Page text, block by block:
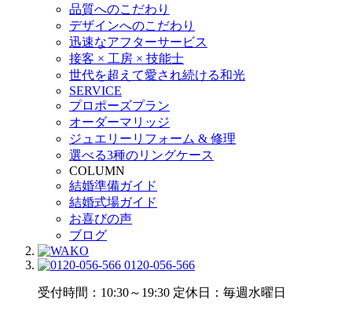
品質へのこだわり
デザインへのこだわり
迅速なアフターサービス
接客 × 工房 × 技能士
世代を超えて愛され続ける和光
SERVICE
プロポーズプラン
オーダーマリッジ
ジュエリーリフォーム & 修理
選べる3種のリングケース
COLUMN
結婚準備ガイド
結婚式場ガイド
お喜びの声
ブログ
0120-056-566
受付時間：10:30～19:30 定休日：毎週水曜日